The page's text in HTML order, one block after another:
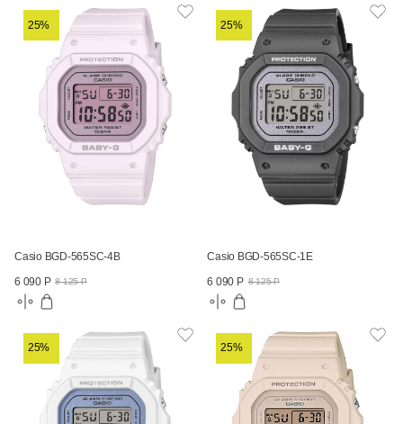
25%
Casio BGD-565SC-4B
6 090 Р 8 125 Р
25%
Casio BGD-565SC-1E
6 090 Р 8 125 Р
25% 25%